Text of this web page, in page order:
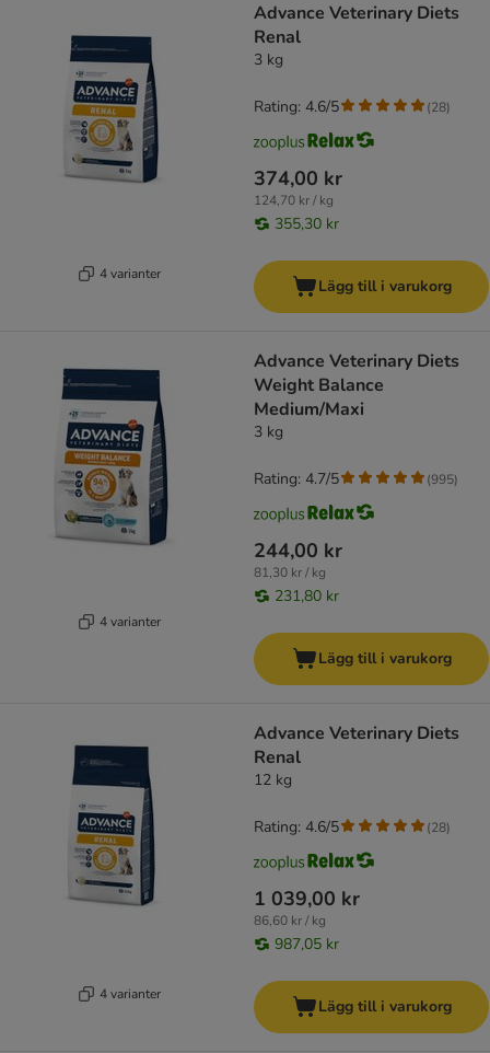
4 varianter
Advance Veterinary Diets
Renal
3 kg
374,00 kr
124,70 kr / kg
355,30 kr
Rating: 4.6/5 (28)
Lägg till i varukorg
4 varianter
Advance Veterinary Diets
Weight Balance
Medium/Maxi
3 kg
244,00 kr
81,30 kr / kg
231,80 kr
Rating: 4.7/5 (995)
Lägg till i varukorg
4 varianter
Advance Veterinary Diets
Renal
12 kg
1 039,00 kr
86,60 kr / kg
987,05 kr
Rating: 4.6/5 (28)
Lägg till i varukorg